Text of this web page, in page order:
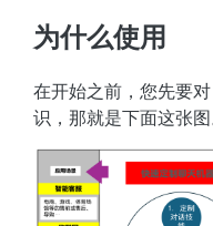
为什么使用
在开始之前，您先要
识，那就是下面这张图